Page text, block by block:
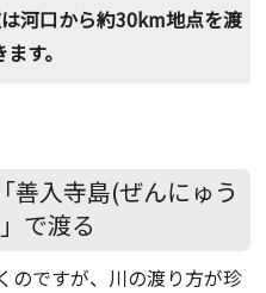
河口から約30km地点を渡
す。
善入寺島(ぜんにゅう
で渡る
のですが、川の渡り方が珍